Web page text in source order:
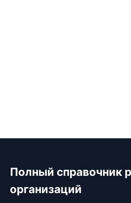
Полный справочник
организаций